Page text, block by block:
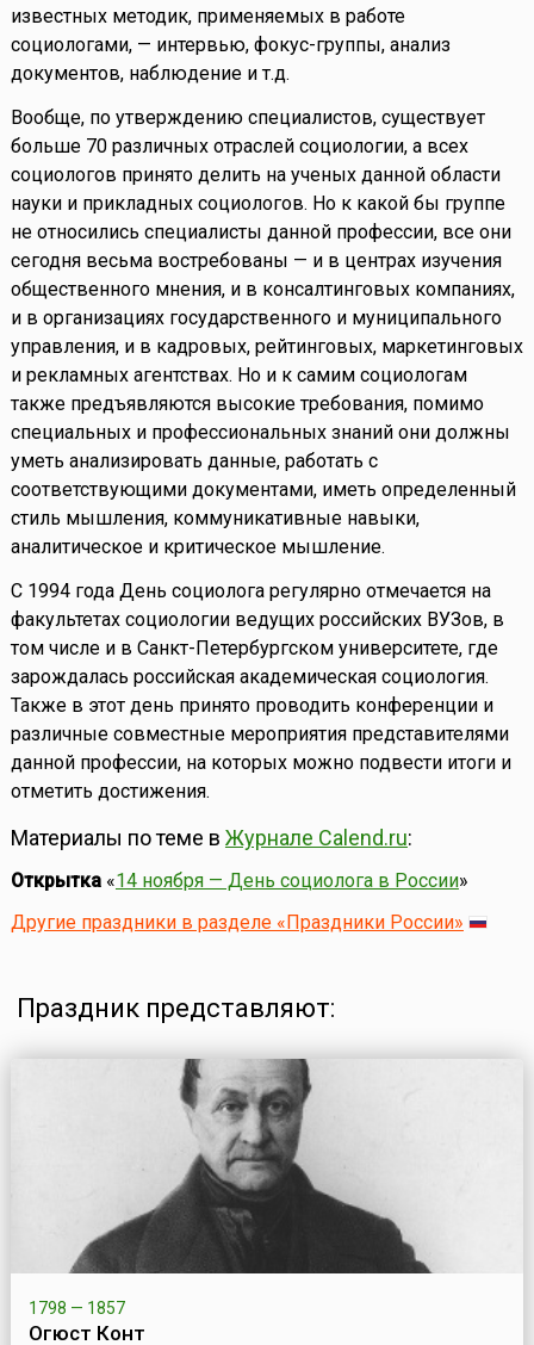
известных методик, применяемых в работе
социологами, — интервью, фокус-группы, анализ
документов, наблюдение и т.д.
Вообще, по утверждению специалистов, существует
больше 70 различных отраслей социологии, а всех
социологов принято делить на ученых данной области
науки и прикладных социологов. Но к какой бы группе
не относились специалисты данной профессии, все они
сегодня весьма востребованы — и в центрах изучения
общественного мнения, и в консалтинговых компаниях,
и в организациях государственного и муниципального
управления, и в кадровых, рейтинговых, маркетинговых
и рекламных агентствах. Но и к самим социологам
также предъявляются высокие требования, помимо
специальных и профессиональных знаний они должны
уметь анализировать данные, работать с
соответствующими документами, иметь определенный
стиль мышления, коммуникативные навыки,
аналитическое и критическое мышление.
С 1994 года День социолога регулярно отмечается на
факультетах социологии ведущих российских ВУЗов, в
том числе и в Санкт-Петербургском университете, где
зарождалась российская академическая социология.
Также в этот день принято проводить конференции и
различные совместные мероприятия представителями
данной профессии, на которых можно подвести итоги и
отметить достижения.
Материалы по теме в Журнале Calend.ru:
Открытка«14 ноября — День социолога в России»
Другие праздники в разделе «Праздники России»
Праздник представляют:
1798 — 1857
Огюст Конт